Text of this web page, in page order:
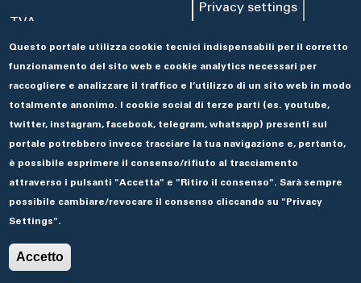
🌓
TVA
Portale Acquisti
Aseco
© 2019 ACQUEDOTTO PUGLIESE.
Privacy e Cookie
Privacy settings
Questo portale utilizza cookie tecnici indispensabili per il corretto
funzionamento del sito web e cookie analytics necessari per
raccogliere e analizzare il traffico e l’utilizzo di un sito web in modo
totalmente anonimo. I cookie social di terze parti (es. youtube,
twitter, instagram, facebook, telegram, whatsapp) presenti sul
portale potrebbero invece tracciare la tua navigazione e, pertanto,
è possibile esprimere il consenso/rifiuto al tracciamento
attraverso i pulsanti "Accetta" e "Ritiro il consenso". Sarà sempre
possibile cambiare/revocare il consenso cliccando su "Privacy
Settings".
Accetto